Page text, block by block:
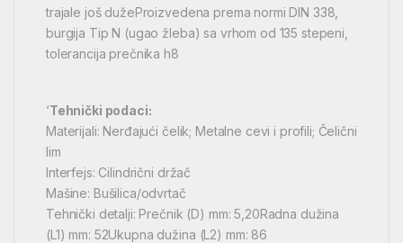
trajale još dužeProizvedena prema normi DIN 338,
burgija Tip N (ugao žleba) sa vrhom od 135 stepeni,
tolerancija prečnika h8
‘Tehnički podaci:
Materijali: Nerđajući čelik; Metalne cevi i profili; Čelični
lim
Interfejs: Cilindrični držač
Mašine: Bušilica/odvrtač
Tehnički detalji: Prečnik (D) mm: 5,20Radna dužina
(L1) mm: 52Ukupna dužina (L2) mm: 86